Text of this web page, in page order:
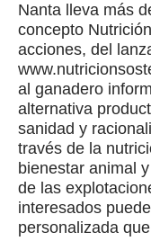
Nanta lleva más
concepto
acciones, del
al ganadero
alternativa
sanidad y
través de la
bienestar animal
de las
interesados
personalizada